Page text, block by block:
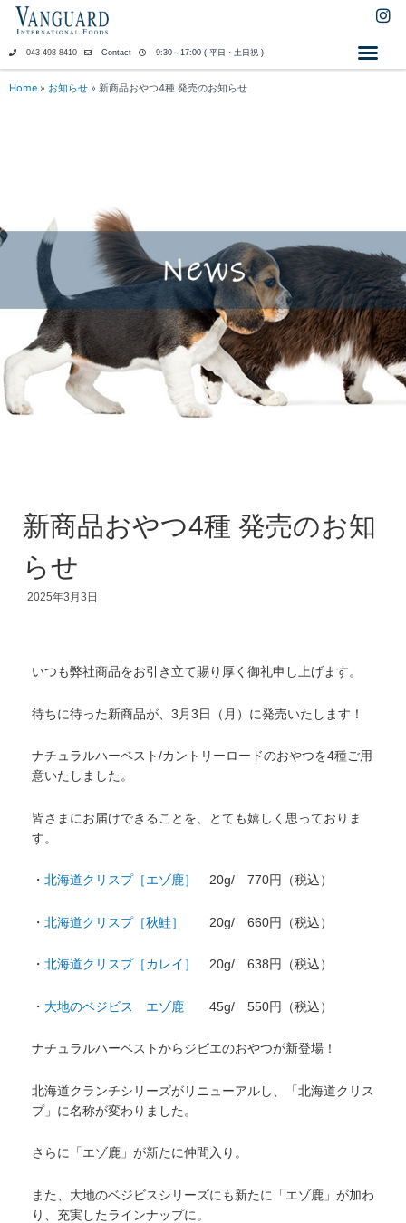
ス
キ
I
043-498-8410 Contact 9:30～17:00 ( 平日・土日祝 )
Home » お知らせ » 新商品おやつ4種 発売のお知らせ
新商品おやつ4種 発売のお知
らせ
2025年3月3日
いつも弊社商品をお引き立て賜り厚く御礼申し上げます。
待ちに待った新商品が、3月3日（月）に発売いたします！
ナチュラルハーベスト/カントリーロードのおやつを4種ご用
意いたしました。
皆さまにお届けできることを、とても嬉しく思っておりま
す。
・ 北海道クリスプ［エゾ鹿］ 20g/ 770円（税込）
・ 北海道クリスプ［秋鮭］ 20g/ 660円（税込）
・ 北海道クリスプ［カレイ］ 20g/ 638円（税込）
・ 大地のベジビス エゾ鹿 45g/ 550円（税込）
ナチュラルハーベストからジビエのおやつが新登場！
北海道クランチシリーズがリニューアルし、「北海道クリス
プ」に名称が変わりました。
さらに「エゾ鹿」が新たに仲間入り。
また、大地のベジビスシリーズにも新たに「エゾ鹿」が加わ
り、充実したラインナップに。